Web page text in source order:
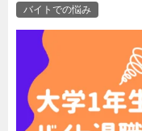
バイトでの悩み